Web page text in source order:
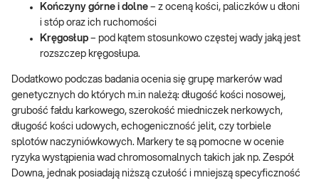
Kończyny górne i dolne – z oceną kości, paliczków u dłoni
i stóp oraz ich ruchomości
Kręgosłup – pod kątem stosunkowo częstej wady jaką jest
rozszczep kręgosłupa.
Dodatkowo podczas badania ocenia się grupę markerów wad
genetycznych do których m.in należą: długość kości nosowej,
grubość fałdu karkowego, szerokość miedniczek nerkowych,
długość kości udowych, echogeniczność jelit, czy torbiele
splotów naczyniówkowych. Markery te są pomocne w ocenie
ryzyka wystąpienia wad chromosomalnych takich jak np. Zespół
Downa, jednak posiadają niższą czułość i mniejszą specyficzność